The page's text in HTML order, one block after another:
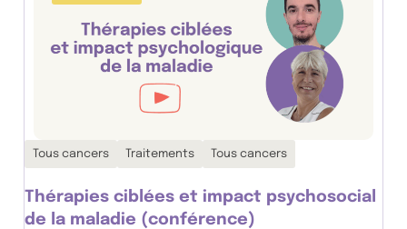
Thématiques associées :
Tous cancers Traitements Tous cancers
Thérapies ciblées et impact psychosocial
de la maladie (conférence)